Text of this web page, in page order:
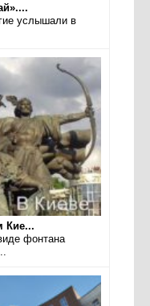
услышали в
Кие...
фонтана